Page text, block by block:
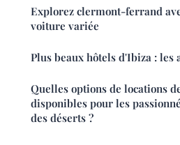
Explorez clermont-ferrand
voiture variée
Plus beaux hôtels d'Ibiza : les
Quelles options de locations
disponibles pour les
des déserts ?